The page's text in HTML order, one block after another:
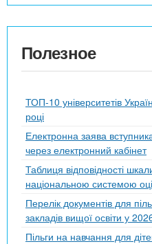
Полезное
ТОП-10 університетів
році
Електронна заява
через електронний кабінет
Таблиця відповідності
національною системою
Перелік документів для
закладів вищої освіти у
Пільги на навчання для